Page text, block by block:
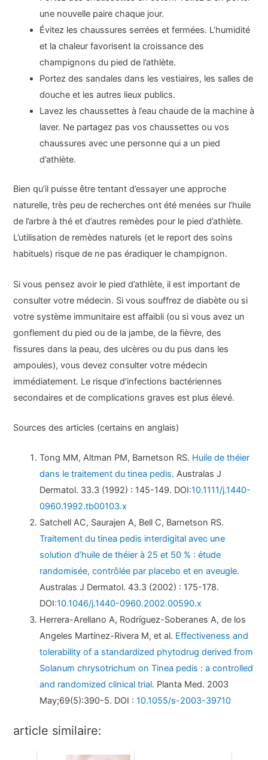
une nouvelle paire chaque jour.
Évitez les chaussures serrées et fermées. L’humidité
et la chaleur favorisent la croissance des
champignons du pied de l’athlète.
Portez des sandales dans les vestiaires, les salles de
douche et les autres lieux publics.
Lavez les chaussettes à l’eau chaude de la machine à
laver. Ne partagez pas vos chaussettes ou vos
chaussures avec une personne qui a un pied
d’athlète.
Bien qu’il puisse être tentant d’essayer une approche
naturelle, très peu de recherches ont été menées sur l’huile
de l’arbre à thé et d’autres remèdes pour le pied d’athlète.
L’utilisation de remèdes naturels (et le report des soins
habituels) risque de ne pas éradiquer le champignon.
Si vous pensez avoir le pied d’athlète, il est important de
consulter votre médecin. Si vous souffrez de diabète ou si
votre système immunitaire est affaibli (ou si vous avez un
gonflement du pied ou de la jambe, de la fièvre, des
fissures dans la peau, des ulcères ou du pus dans les
ampoules), vous devez consulter votre médecin
immédiatement. Le risque d’infections bactériennes
secondaires et de complications graves est plus élevé.
Sources des articles (certains en anglais)
Tong MM, Altman PM, Barnetson RS. Huile de théier
dans le traitement du tinea pedis. Australas J
Dermatol. 33.3 (1992) : 145-149. DOI:10.1111/j.1440-
0960.1992.tb00103.x
Satchell AC, Saurajen A, Bell C, Barnetson RS.
Traitement du tinea pedis interdigital avec une
solution d’huile de théier à 25 et 50 % : étude
randomisée, contrôlée par placebo et en aveugle.
Australas J Dermatol. 43.3 (2002) : 175-178.
DOI:10.1046/j.1440-0960.2002.00590.x
Herrera-Arellano A, Rodríguez-Soberanes A, de los
Angeles Martínez-Rivera M, et al. Effectiveness and
tolerability of a standardized phytodrug derived from
Solanum chrysotrichum on Tinea pedis : a controlled
and randomized clinical trial. Planta Med. 2003
May;69(5):390-5. DOI :10.1055/s-2003-39710
article similaire: